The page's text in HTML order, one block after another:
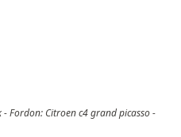
Fordon: Citroen c4 grand picasso -